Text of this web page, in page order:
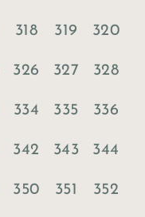
318 319 320
326 327 328
334 335 336
342 343 344
350 351 352